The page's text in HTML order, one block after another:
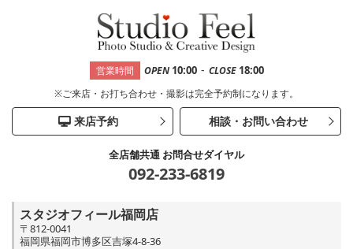
営業時間 OPEN 10:00 - CLOSE 18:00
※ご来店・お打ち合わせ・撮影は完全予約制になります。
来店予約 相談・お問い合わせ
全店舗共通 お問合せダイヤル
092-233-6819
スタジオフィール福岡店
〒812-0041
福岡県福岡市博多区吉塚4-8-36